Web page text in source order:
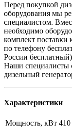
Перед покупкой
оборудования мы
специалистом.
необходимо
комплект поставки
по телефону
России
Наши специалисты
дизельный
Характеристики
Мощность, кВт 410